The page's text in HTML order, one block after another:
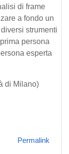
di frame
a fondo un
strumenti
persona
esperta
di Milano)
Permalink